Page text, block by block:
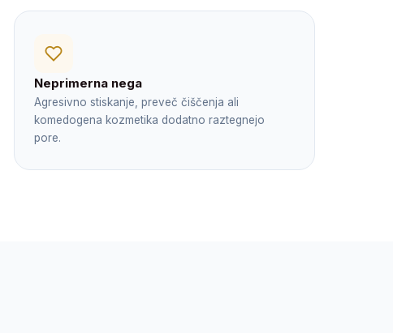
Neprimerna nega
Agresivno stiskanje, preveč čiščenja ali
komedogena kozmetika dodatno raztegnejo
pore.